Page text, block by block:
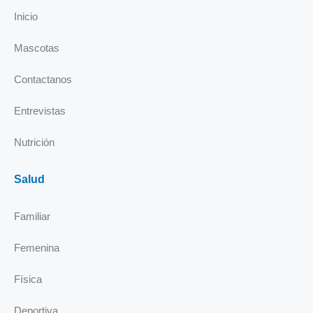
Inicio
Mascotas
Contactanos
Entrevistas
Nutrición
Salud
Familiar
Femenina
Física